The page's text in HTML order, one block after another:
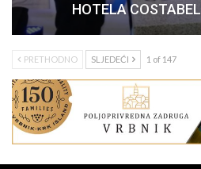
HOTELA
PRETHODNO SLJEDEĆI 1 of 147